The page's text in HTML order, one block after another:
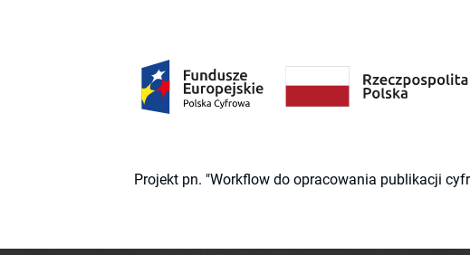
Projekt pn. "Workflow do opracowania publikacji